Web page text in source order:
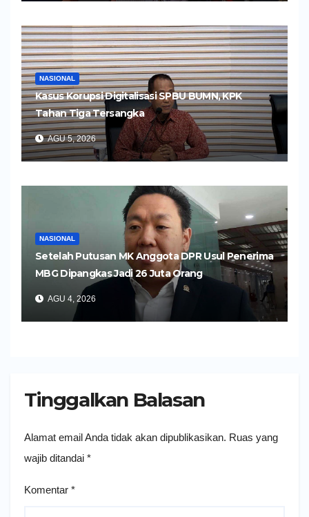
NASIONAL
Kasus Korupsi Digitalisasi SPBU BUMN, KPK
Tahan Tiga Tersangka
AGU 5, 2026
NASIONAL
Setelah Putusan MK Anggota DPR Usul Penerima
MBG Dipangkas Jadi 26 Juta Orang
AGU 4, 2026
Tinggalkan Balasan
Alamat email Anda tidak akan dipublikasikan. Ruas yang
wajib ditandai *
Komentar *